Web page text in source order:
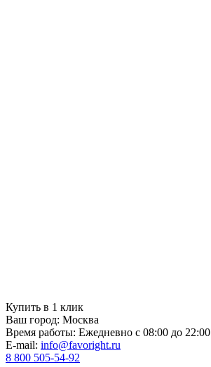
Купить в 1 клик
Ваш город: Москва
Время работы: Ежедневно с 08:00 до 22:00
E-mail: info@favoright.ru
8 800 505-54-92